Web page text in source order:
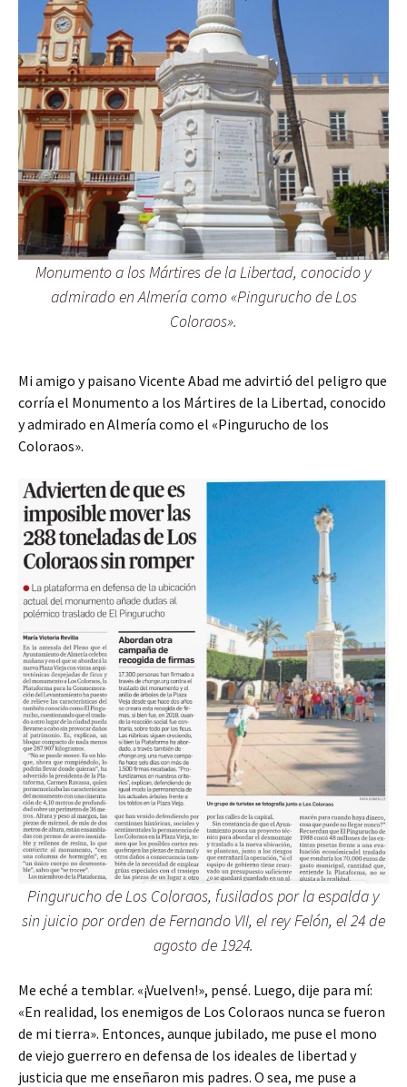
Monumento a los Mártires de la Libertad, conocido y
admirado en Almería como «Pingurucho de Los
Coloraos».
Mi amigo y paisano Vicente Abad me advirtió del peligro que
corría el Monumento a los Mártires de la Libertad, conocido
y admirado en Almería como el «Pingurucho de los
Coloraos».
Pingurucho de Los Coloraos, fusilados por la espalda y
sin juicio por orden de Fernando VII, el rey Felón, el 24 de
agosto de 1924.
Me eché a temblar. «¡Vuelven!», pensé. Luego, dije para mí:
«En realidad, los enemigos de Los Coloraos nunca se fueron
de mi tierra». Entonces, aunque jubilado, me puse el mono
de viejo guerrero en defensa de los ideales de libertad y
justicia que me enseñaron mis padres. O sea, me puse a